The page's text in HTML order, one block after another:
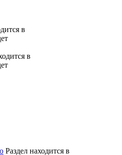
в
в
Раздел находится в